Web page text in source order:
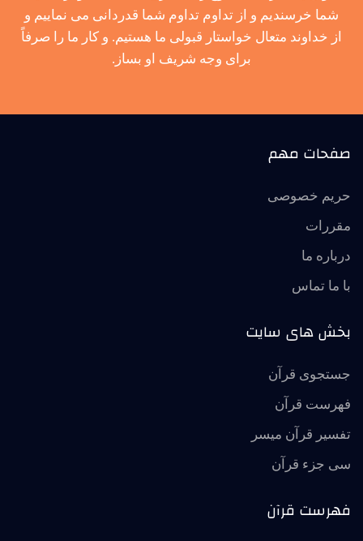
شما خرسندیم و از تداوم تداوم شما قدردانی می نماییم و
از خداوند متعال خواستار قبولی ما هستیم. و کار ما را صرفاً
برای وجه شریف او بساز.
صفحات مهم
حریم خصوصی
مقررات
درباره ما
با ما تماس
بخش های سایت
جستجوی قرآن
فهرست قرآن
تفسير قرآن ميسر
سی جزء قرآن
فهرست قرآن